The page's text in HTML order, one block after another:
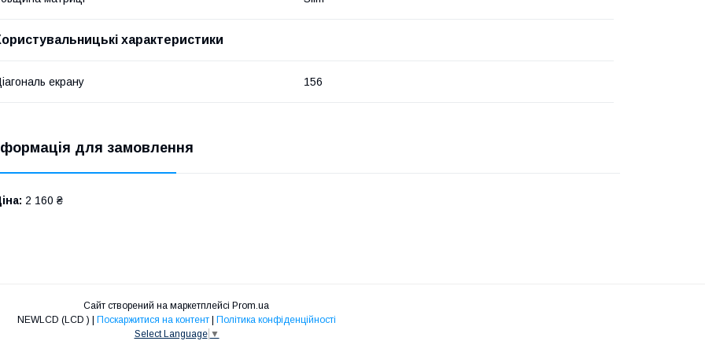
характеристики
екрану 156
для замовлення
2 160 ₴
Сайт створений на маркетплейсі Prom.ua
NEWLCD (LCD ) | Поскаржитися на контент | Політика конфіденційності
Select Language ▼